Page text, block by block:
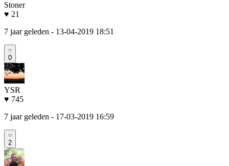
Stoner
♥ 21
7 jaar geleden - 13-04-2019 18:51
0
YSR
♥ 745
7 jaar geleden - 17-03-2019 16:59
2